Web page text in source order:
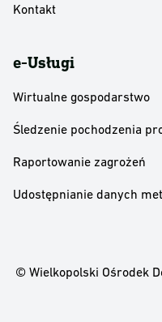
Kontakt
e-Usługi
Wirtualne gospodarstwo
Śledzenie pochodzenia
Raportowanie zagrożeń
Udostępnianie danych
© Wielkopolski Ośrodek